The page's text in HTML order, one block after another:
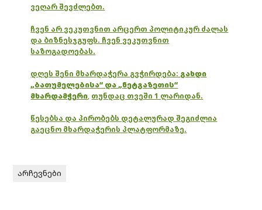
ვეღარ შევძლებთ.
ჩვენ არ ვეკუთვნით არცერთ პოლიტიკურ ძალას
და ბიზნესჯგუფს. ჩვენ ვეკუთვნით
საზოგადოებას.
დღეს შენი მხარდაჭერა გვჭირდება: გახდი
„ბათუმელებისა“ და „ნეტგაზეთის“
მხარდამჭერი, თუნდაც თვეში 1 ლარიდან.
წესებსა და პირობებს დეტალურად შეგიძლია
გაეცნო მხარდაჭერის პლატფორმაზე.
არჩევნები